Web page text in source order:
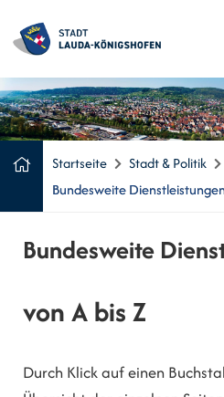
Startseite Stadt & Politik
Bundesweite
Bundesweite
von A bis Z
Durch Klick auf einen